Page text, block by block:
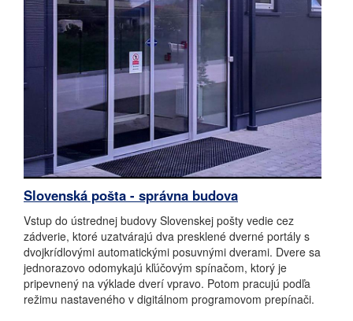
Slovenská pošta - správna budova
Vstup do ústrednej budovy Slovenskej pošty vedie cez
zádverie, ktoré uzatvárajú dva presklené dverné portály s
dvojkrídlovými automatickými posuvnými dverami. Dvere sa
jednorazovo odomykajú kľúčovým spínačom, ktorý je
pripevnený na výklade dverí vpravo. Potom pracujú podľa
režimu nastaveného v digitálnom programovom prepínači.